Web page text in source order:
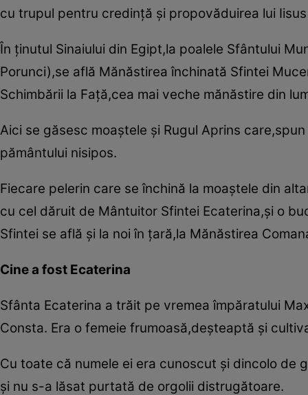
cu trupul pentru credinţă şi propovăduirea lui
În ţinutul Sinaiului din Egipt,la poalele Sfântului
Porunci),se află Mănăstirea închinată Sfintei
Schimbării la Faţă,cea mai veche mănăstire din
Aici se găsesc moaştele şi Rugul Aprins
pământului nisipos.
Fiecare pelerin care se închină la moaştele din
cu cel dăruit de Mântuitor Sfintei Ecaterina,şi o
Sfintei se află şi la noi în ţară,la Mănăstirea
Cine a fost Ecaterina
Sfânta Ecaterina a trăit pe vremea împăratului
Consta. Era o femeie frumoasă,deşteaptă şi
Cu toate că numele ei era cunoscut şi dincolo
şi nu s-a lăsat purtată de orgolii distrugătoare.